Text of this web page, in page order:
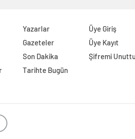
Yazarlar
Gazeteler
Son Dakika
Tarihte Bugün
Üye Giriş
Üye Kayıt
Şifremi